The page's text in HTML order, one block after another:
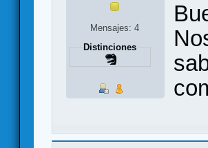
Mensajes: 4
Distinciones